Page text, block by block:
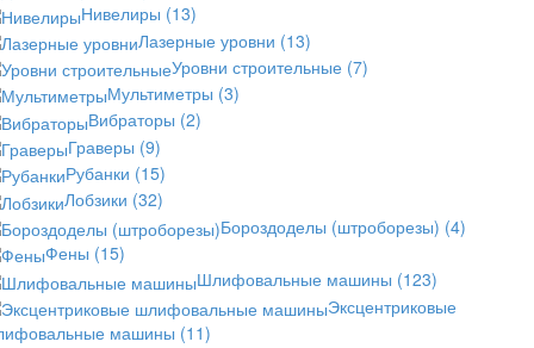
Нивелиры (13)
Лазерные уровни (13)
Уровни строительные (7)
Мультиметры (3)
Вибраторы (2)
Граверы (9)
Рубанки (15)
Лобзики (32)
Бороздоделы (штроборезы) (4)
Фены (15)
Шлифовальные машины (123)
Эксцентриковые
машины (11)